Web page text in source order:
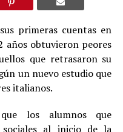
primeras cuentas en
años obtuvieron peores
que retrasaron su
un nuevo estudio que
italianos.
los alumnos que
al inicio de la